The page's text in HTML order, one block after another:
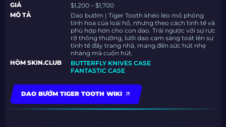
GIÁ
$1,200 – $1,700
MÔ TẢ
Dao bướm | Tiger Tooth khéo léo mô phỏng
tinh hoa của loài hổ, nhưng theo cách tinh tế và
phù hợp hơn cho con dao. Trái ngược với sự rực
rỡ thông thường, lưỡi dao cam sáng toát lên sự
tinh tế đầy trang nhã, mang đến sức hút nhẹ
nhàng mà cuốn hút.
HÒM SKIN.CLUB
BUTTERFLY KNIVES CASE
FANTASTIC CASE
DAO BƯỚM TIGER TOOTH WIKI